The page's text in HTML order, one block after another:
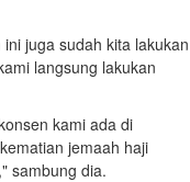
juga sudah kita lakukan
langsung lakukan
kami ada di
jemaah haji
sambung dia.